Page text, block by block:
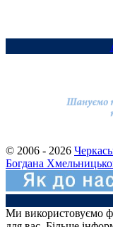
© 2006 - 2026
Богдана
Ми використовуємо